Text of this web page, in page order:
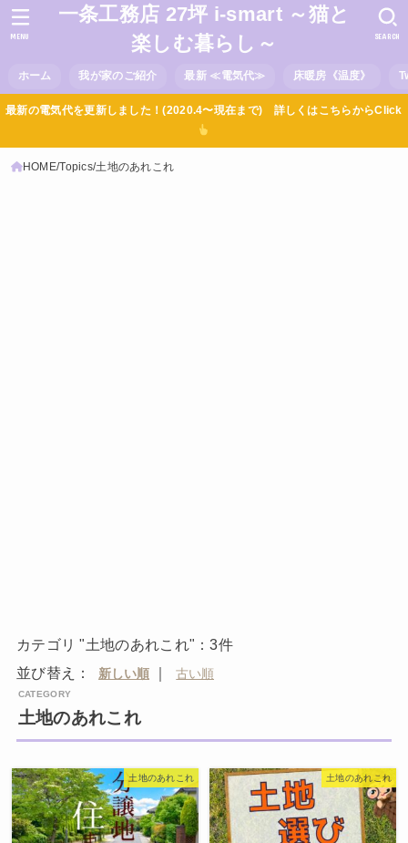
一条工務店 27坪 i-smart ～猫と
楽しむ暮らし～
ホーム 我が家のご紹介 最新 ≪電気代≫ 床暖房《温度》
SEARCH
MENU
最新の電気代を更新しました！(2020.4〜現在まで) 詳しくはこちらからClick
HOME Topics 土地のあれこれ
カテゴリ "土地のあれこれ"：3件
並び替え：
｜
土地のあれこれ
土地のあれこれ 土地のあれこれ